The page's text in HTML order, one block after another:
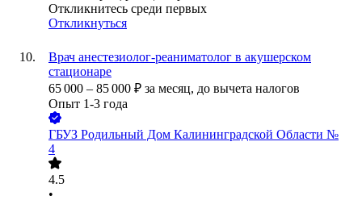
Откликнитесь среди первых
Откликнуться
Врач анестезиолог-реаниматолог в акушерском
стационаре
65 000 – 85 000 ₽ за месяц, до вычета налогов
Опыт 1-3 года
ГБУЗ Родильный Дом Калининградской Области №
4
4.5
•